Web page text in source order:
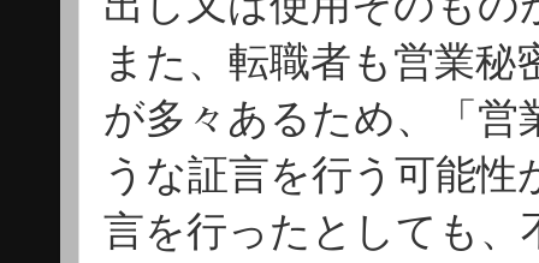
また、転職者も営業
が多々あるため、「営
うな証言を行う可能
言を行ったとしても、